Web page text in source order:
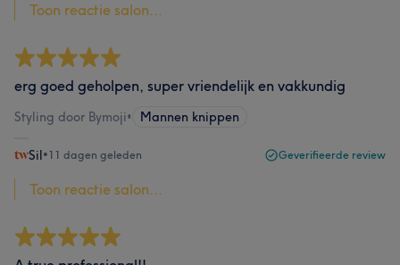
Toon reactie salon...
erg goed geholpen, super vriendelijk en vakkundig
Styling door Bymoji• Mannen knippen
Sil•11 dagen geleden Geverifieerde review
Toon reactie salon...